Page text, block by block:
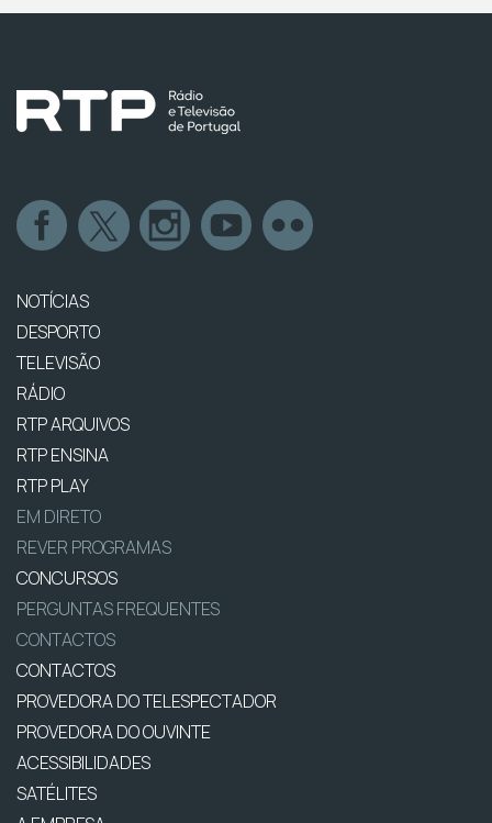
NOTÍCIAS
DESPORTO
TELEVISÃO
RÁDIO
RTP ARQUIVOS
RTP ENSINA
RTP PLAY
EM DIRETO
REVER PROGRAMAS
CONCURSOS
PERGUNTAS FREQUENTES
CONTACTOS
CONTACTOS
PROVEDORA DO TELESPECTADOR
PROVEDORA DO OUVINTE
ACESSIBILIDADES
SATÉLITES